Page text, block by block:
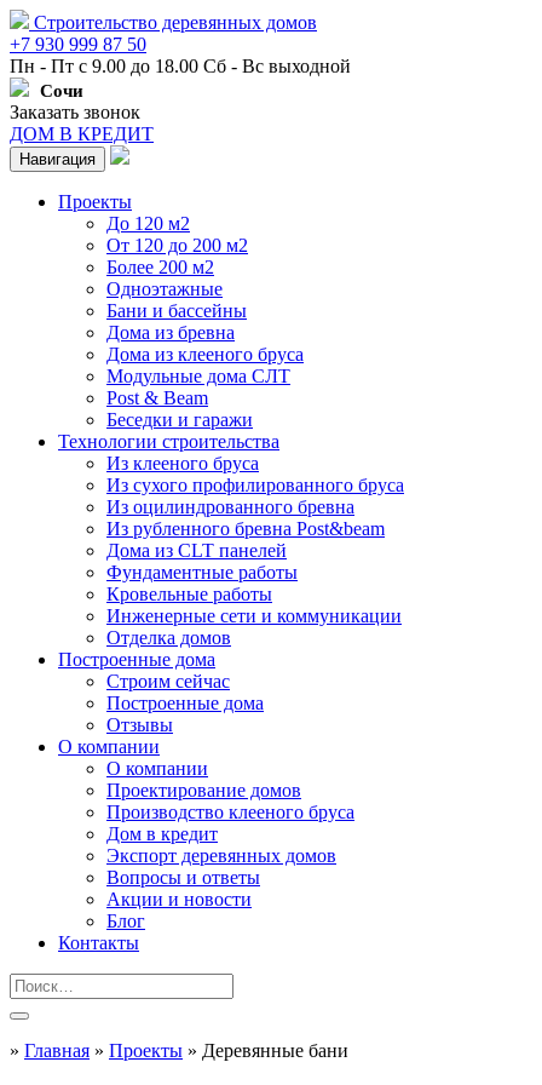
Строительство деревянных домов
+7 930 999 87 50
Пн - Пт с 9.00 до 18.00 Сб - Вс выходной
Сочи
Заказать звонок
ДОМ В КРЕДИТ
Навигация
Проекты
До 120 м2
От 120 до 200 м2
Более 200 м2
Одноэтажные
Бани и бассейны
Дома из бревна
Дома из клееного бруса
Модульные дома СЛТ
Post & Beam
Беседки и гаражи
Технологии строительства
Из клееного бруса
Из сухого профилированного бруса
Из оцилиндрованного бревна
Из рубленного бревна Post&beam
Дома из CLT панелей
Фундаментные работы
Кровельные работы
Инженерные сети и коммуникации
Отделка домов
Построенные дома
Строим сейчас
Построенные дома
Отзывы
О компании
О компании
Проектирование домов
Производство клееного бруса
Дом в кредит
Экспорт деревянных домов
Вопросы и ответы
Акции и новости
Блог
Контакты
» Главная » Проекты » Деревянные бани